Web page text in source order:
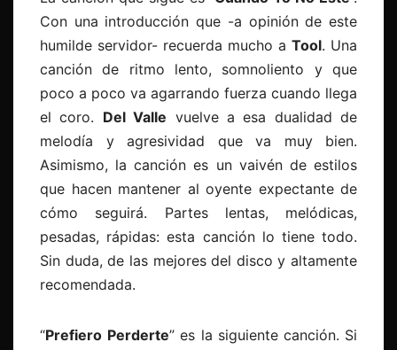
Con una introducción que -a opinión de este
humilde servidor- recuerda mucho a Tool. Una
canción de ritmo lento, somnoliento y que
poco a poco va agarrando fuerza cuando llega
el coro. Del Valle vuelve a esa dualidad de
melodía y agresividad que va muy bien.
Asimismo, la canción es un vaivén de estilos
que hacen mantener al oyente expectante de
cómo seguirá. Partes lentas, melódicas,
pesadas, rápidas: esta canción lo tiene todo.
Sin duda, de las mejores del disco y altamente
recomendada.
“Prefiero Perderte” es la siguiente canción. Si